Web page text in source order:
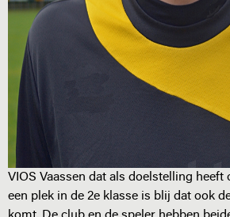
VIOS Vaassen dat als doelstelling
een plek in de 2e klasse is blij dat ook